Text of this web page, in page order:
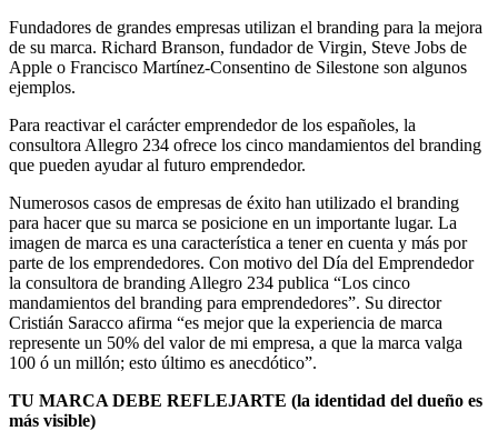
Fundadores de grandes empresas utilizan el branding para la mejora
de su marca. Richard Branson, fundador de Virgin, Steve Jobs de
Apple o Francisco Martínez-Consentino de Silestone son algunos
ejemplos.
Para reactivar el carácter emprendedor de los españoles, la
consultora Allegro 234 ofrece los cinco mandamientos del branding
que pueden ayudar al futuro emprendedor.
Numerosos casos de empresas de éxito han utilizado el branding
para hacer que su marca se posicione en un importante lugar. La
imagen de marca es una característica a tener en cuenta y más por
parte de los emprendedores. Con motivo del Día del Emprendedor
la consultora de branding Allegro 234 publica “Los cinco
mandamientos del branding para emprendedores”. Su director
Cristián Saracco afirma “es mejor que la experiencia de marca
represente un 50% del valor de mi empresa, a que la marca valga
100 ó un millón; esto último es anecdótico”.
TU MARCA DEBE REFLEJARTE (la identidad del dueño es
más visible)